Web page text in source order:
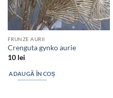
FRUNZE AURII
Crenguta gynko aurie
10 lei
ADAUGĂ ÎN COȘ